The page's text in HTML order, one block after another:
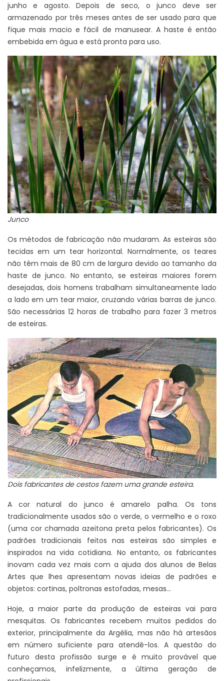
junho e agosto. Depois de seco, o junco deve ser
armazenado por três meses antes de ser usado para que
fique mais macio e fácil de manusear. A haste é então
embebida em água e está pronta para uso.
Junco
Os métodos de fabricação não mudaram. As esteiras são
tecidas em um tear horizontal. Normalmente, os teares
não têm mais de 80 cm de largura devido ao tamanho da
haste de junco. No entanto, se esteiras maiores forem
desejadas, dois homens trabalham simultaneamente lado
a lado em um tear maior, cruzando várias barras de junco.
São necessárias 12 horas de trabalho para fazer 3 metros
de esteiras.
Dois fabricantes de cestos fazem uma grande esteira.
A cor natural do junco é amarelo palha. Os tons
tradicionalmente usados ​​são o verde, o vermelho e o roxo
(uma cor chamada azeitona preta pelos fabricantes). Os
padrões tradicionais feitos nas esteiras são simples e
inspirados na vida cotidiana. No entanto, os fabricantes
inovam cada vez mais com a ajuda dos alunos de Belas
Artes que lhes apresentam novas ideias de padrões e
objetos: cortinas, poltronas estofadas, mesas...
Hoje, a maior parte da produção de esteiras vai para
mesquitas. Os fabricantes recebem muitos pedidos do
exterior, principalmente da Argélia, mas não há artesãos
em número suficiente para atendê-los. A questão do
futuro desta profissão surge e é muito provável que
conheçamos, infelizmente, a última geração de